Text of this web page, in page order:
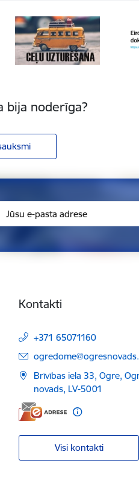
bija noderīga?
Kontakti
+371 65071160
E-pasts:
Brīvības iela 33, Ogre,
novads, LV-5001
Visi kontakti